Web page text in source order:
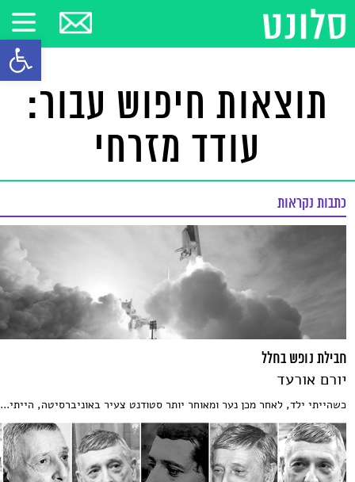
פתח
תוצאות חיפוש עבור:
עודד מזרחי
כתבות נקראות
חבילת נופש בחלל
יורם אורעד
כשהייתי ילד, לאחר מכן נער ומאוחר יותר סטודנט צעיר באוניברסיטה, הייתי...